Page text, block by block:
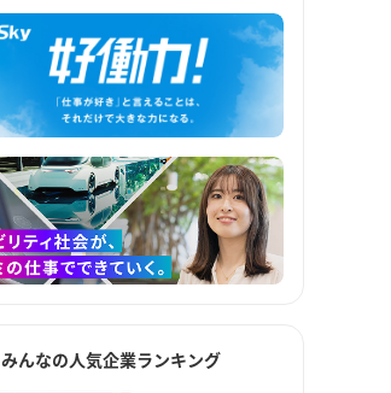
みんなの人気企業ランキング